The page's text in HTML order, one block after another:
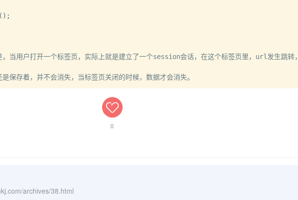
( ) ;
当用户打开一个标签页，实际上就是建立了一个session会话，在这个标签页里，url发生跳转，
保存着，并不会消失，当标签页关闭的时候，数据才会消失。
0
archives/38.html